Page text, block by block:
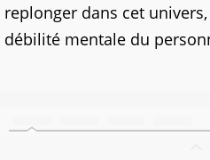
replonger dans cet
débilité mentale du